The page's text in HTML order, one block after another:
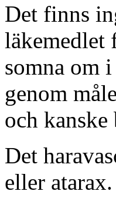
Det finns
läkemedlet
somna om
genom
och kanske
Det
eller atarax.